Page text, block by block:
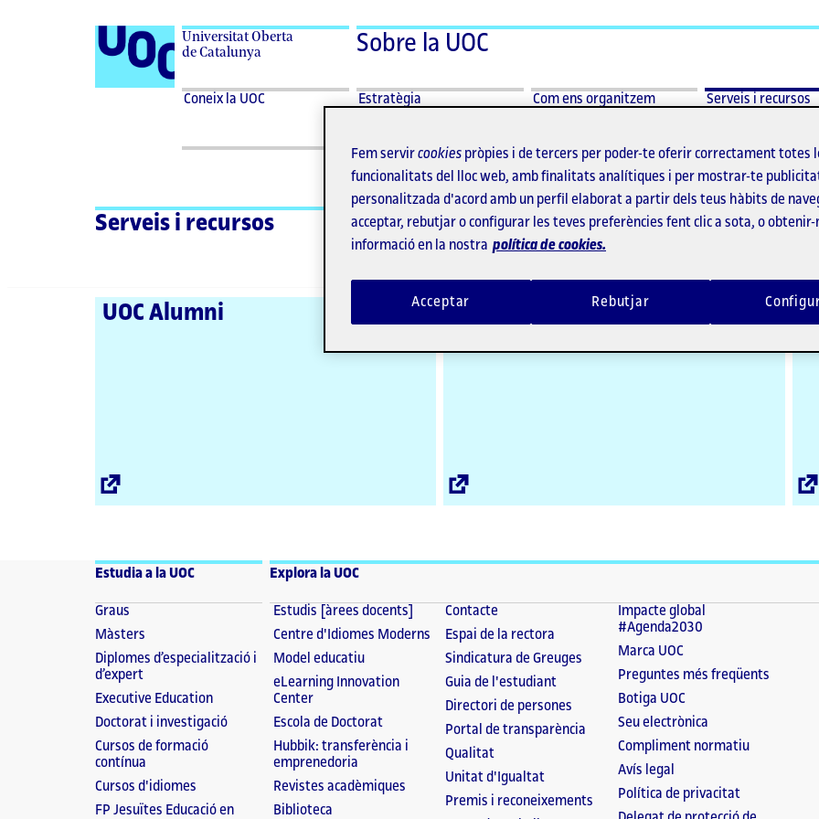
Universitat Oberta
de Catalunya
Sobre la UOC
Coneix
Desplegar
la
Coneix la UOC Estratègia
Desplegar
Estratègia
Com ens
Desplegar
ens
organitzem
Com ens organitzem
Serveis i
Desplegar
i
recursos
Serveis i recursos
Serveis i recursos Graduats i graduades
UOC Alumni
Enllaç
Borsa de treball i carrera
Enllaç
Estudia a la UOC
Graus
Màsters
Diplomes d’especialització i
d’expert
Executive Education
Doctorat i investigació
Cursos de formació
contínua
Cursos d'idiomes
FP Jesuïtes Educació en
Explora la UOC
Estudis [àrees docents]
Centre d'Idiomes Moderns
Model educatiu
eLearning Innovation
Center
Escola de Doctorat
Hubbik: transferència i
emprenedoria
Revistes acadèmiques
Biblioteca
Contacte
Espai de la rectora
Sindicatura de Greuges
Guia de l'estudiant
Directori de persones
Portal de transparència
Qualitat
Unitat d'Igualtat
Premis i reconeixements
Impacte global
#Agenda2030
Marca UOC
Preguntes més freqüents
Botiga UOC
Seu electrònica
Compliment normatiu
Avís legal
Política de privacitat
Fem servircookies pròpies i de tercers per poder-te oferir correctament totes
funcionalitats del lloc web, amb finalitats analítiques i per mostrar-te
personalitzada d'acord amb un perfil elaborat a partir dels teus hàbits de
acceptar, rebutjar o configurar les teves preferències fent clic a sota, o obtenir-
informació en la nostra política de cookies.
Rebutjar
Acceptar